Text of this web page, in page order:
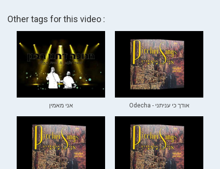
Other tags for this video :
אני מאמין Odecha - אודך כי עניתני